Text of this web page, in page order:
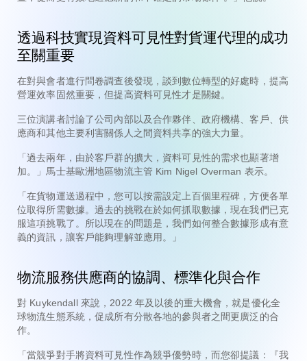
透過科技實現資料可見性對貨運代理的成功
至關重要
在對與會者進行問卷調查後發現，談到數位轉型的好處時，提高
營運效率固然重要，但提高資料可見性才是關鍵。
三位演講者討論了公司內部以及合作夥伴、政府機構、客戶、供
應商和其他主要利害關係人之間資料共享的強大力量。
「過去兩年，由於客戶群的擴大，資料可見性的需求也顯著增
加。」馬士基歐洲地區物流主管 Kim Nigel Overman 表示。
「在貨物運送過程中，您可以按需設定上百個里程碑，方便各單
位取得所需數據。過去的挑戰在於如何抓取數據，現在我們已克
服這項挑戰了。所以現在的問題是，我們如何整合數據形成有意
義的資訊，讓客戶能夠理解並應用。」
物流服務供應商的協調、標準化與合作
對 Kuykendall 來說，2022 年及以後的重大機會，就是優化全
球物流生態系統，促成所有分散各地的參與者之間更廣泛的合
作。
「當競爭對手將資料可見性作為競爭優勢時，而您卻提議：『我